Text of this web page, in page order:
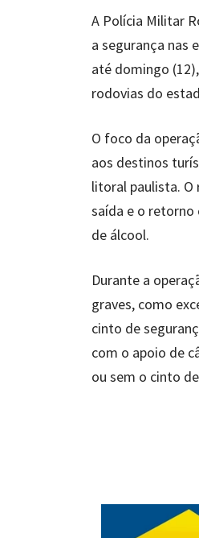
A Polícia Militar
a segurança nas
até domingo
rodovias do
O foco da
aos destinos
litoral paulista.
saída e o
de álcool.
Durante a
graves, como
cinto de
com o apoio de
ou sem o cinto